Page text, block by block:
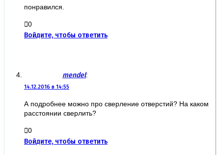
понравился.
0
Войдите, чтобы ответить
mendel:
14.12.2016 в 14:55
А подробнее можно про сверление отверстий? На каком
расстоянии сверлить?
0
Войдите, чтобы ответить